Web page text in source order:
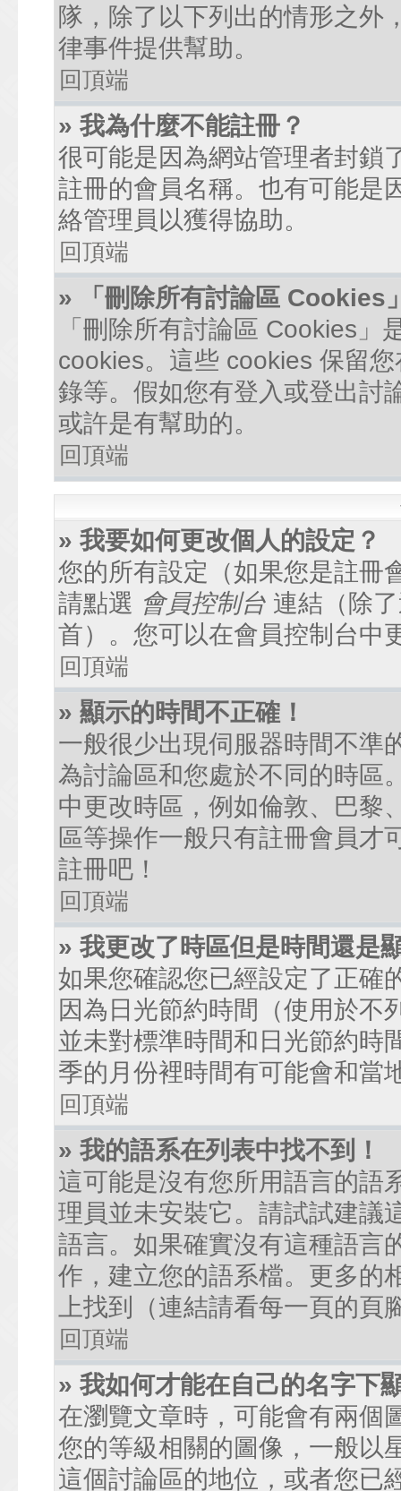
隊，除了以下列出的情形之外
律事件提供幫助。
回頂端
» 我為什麼不能註冊？
很可能是因為網站管理者封鎖
註冊的會員名稱。也有可能是
絡管理員以獲得協助。
回頂端
» 「刪除所有討論區 Cookies
「刪除所有討論區 Cookies
cookies。這些 cookies 保留
錄等。假如您有登入或登出討
或許是有幫助的。
回頂端
» 我要如何更改個人的設定？
您的所有設定（如果您是註冊
請點選 會員控制台 連結（除
首）。您可以在會員控制台中
回頂端
» 顯示的時間不正確！
一般很少出現伺服器時間不準
為討論區和您處於不同的時區
中更改時區，例如倫敦、巴黎
區等操作一般只有註冊會員才
註冊吧！
回頂端
» 我更改了時區但是時間還是
如果您確認您已經設定了正確
因為日光節約時間（使用於不
並未對標準時間和日光節約時
季的月份裡時間有可能會和當
回頂端
» 我的語系在列表中找不到！
這可能是沒有您所用語言的語
理員並未安裝它。請試試建議
語言。如果確實沒有這種語言
作，建立您的語系檔。更多的
上找到（連結請看每一頁的頁
回頂端
» 我如何才能在自己的名字下
在瀏覽文章時，可能會有兩個
您的等級相關的圖像，一般以
這個討論區的地位，或者您已